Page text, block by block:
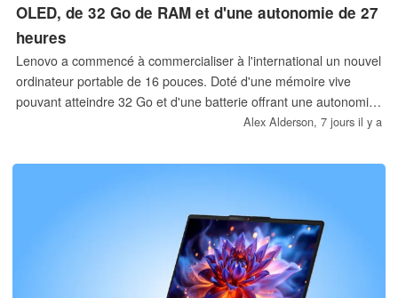
OLED, de 32 Go de RAM et d'une autonomie de 27
heures
Lenovo a commencé à commercialiser à l'international un nouvel
ordinateur portable de 16 pouces. Doté d'une mémoire vive
pouvant atteindre 32 Go et d'une batterie offrant une autonomie
de plus de 24 heures, l'IdeaPad Slim 3 16IWC11 est également
un écran OLED.
Alex Alderson, 7 jours il y a